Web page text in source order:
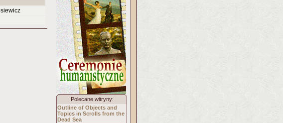
Polecane witryny:
Outline of Objects and
Topics in Scrolls from the
Dead Sea